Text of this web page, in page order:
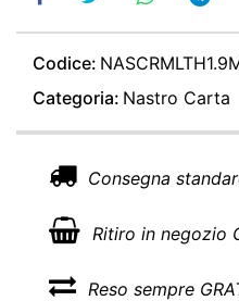
Codice:
Categoria: Nastro Carta
Consegna
Ritiro in negozio
Reso sempre